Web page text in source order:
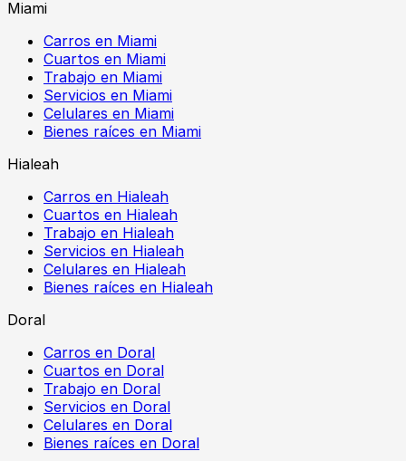
Miami
Carros en Miami
Cuartos en Miami
Trabajo en Miami
Servicios en Miami
Celulares en Miami
Bienes raíces en Miami
Hialeah
Carros en Hialeah
Cuartos en Hialeah
Trabajo en Hialeah
Servicios en Hialeah
Celulares en Hialeah
Bienes raíces en Hialeah
Doral
Carros en Doral
Cuartos en Doral
Trabajo en Doral
Servicios en Doral
Celulares en Doral
Bienes raíces en Doral